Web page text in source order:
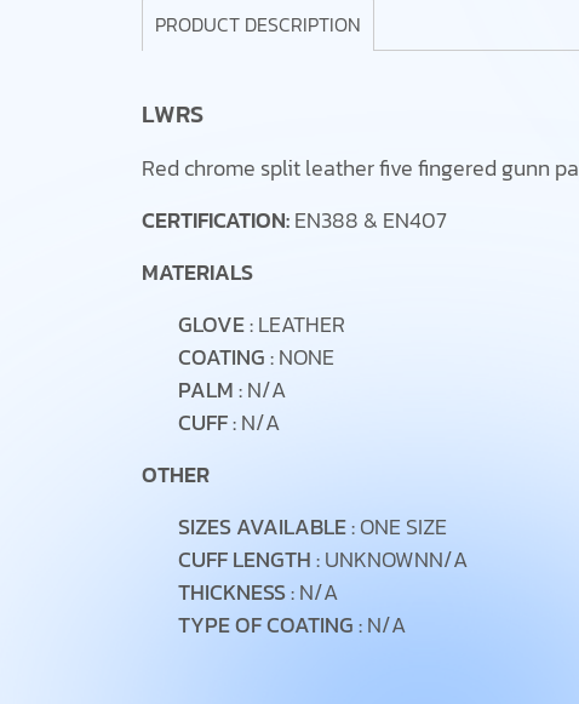
PRODUCT DESCRIPTION
LWRS
Red chrome split leather five fingered gunn
CERTIFICATION:EN388 & EN407
MATERIALS
GLOVE :LEATHER
COATING :NONE
PALM :N/A
CUFF :N/A
OTHER
SIZES AVAILABLE :ONE SIZE
CUFF LENGTH :UNKNOWNN/A
THICKNESS :N/A
TYPE OF COATING :N/A